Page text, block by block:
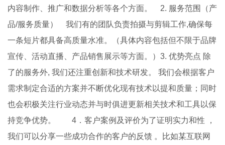
内容制作、推广和数据分析等各个方面。 2. 服务范围（产
品/服务质量） 我们有的团队负责拍摄与剪辑工作,确保每
一条短片都具备高质量水准。（具体内容包括但不限于品牌
宣传、活动直播、产品销售展示等方面。）3. 优势亮点 除
了的服务外, 我们还注重创新和技术研发。 我们会根据客户
需求制定合适的方案并不断优化现有技术以提和质量；同时
也会积极关注行业动态并与时俱进更新相关技术和工具以保
持竞争优势。 4．客户案例及评价为了证明实力和性 ，
我们可以分享一些成功合作的客户的反馈 。比如某互联网